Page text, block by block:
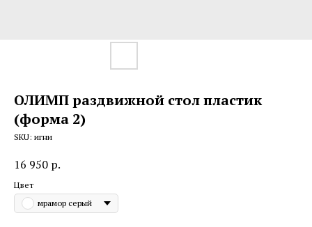
ОЛИМП раздвижной стол пластик
(форма 2)
SKU: игни
16 950 р.
Цвет
мрамор серый